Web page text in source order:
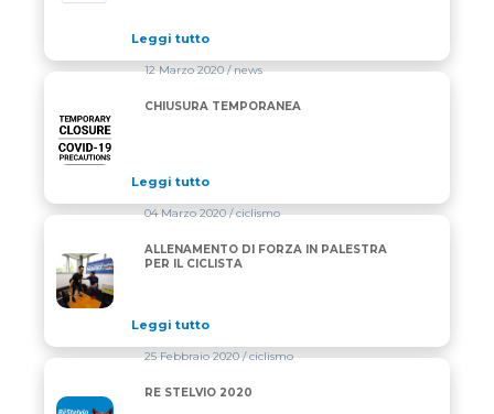
Leggi tutto
CHIUSURA TEMPORANEA
12 Marzo 2020/ news
CHIUSURA TEMPORANEA
Leggi tutto
ALLENAMENTO DI FORZA IN PALESTRA PER IL
04 Marzo 2020/ ciclismo
ALLENAMENTO DI FORZA IN PALESTRA
PER IL CICLISTA
Leggi tutto
RE STELVIO 2020
25 Febbraio 2020/ ciclismo
RE STELVIO 2020